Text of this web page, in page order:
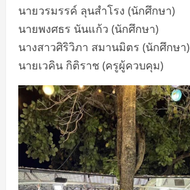
นายวรมรรค์ ลุนสำโรง (นักศึกษา)
นายพงศธร นันแก้ว (นักศึกษา)
นางสาวศิริวิภา สมานมิตร (นักศึกษา)
นายเวคิน กิติราช (ครูผู้ควบคุม)